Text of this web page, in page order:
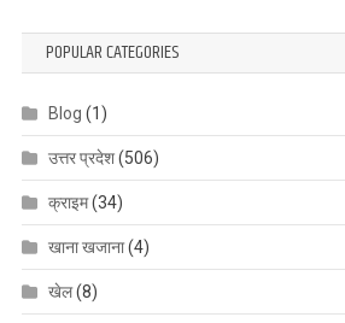
POPULAR CATEGORIES
Blog (1)
उत्तर प्रदेश(506)
क्राइम(34)
खाना खजाना(4)
खेल(8)